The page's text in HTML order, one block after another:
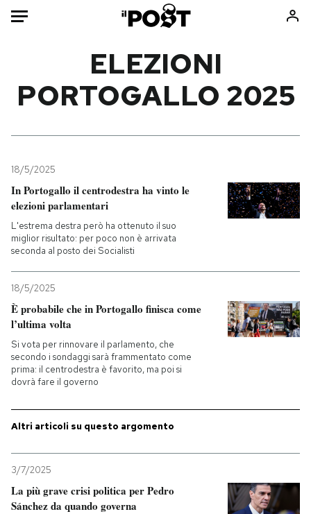
HOME
Mondo
Tecnologia
Internet
Cultura
Economia
Libri
Ok Boomer!
PODCAST
NEWSLETTER
I MIEI PREFERITI
SHOP
ELEZIONI
PORTOGALLO 2025
18/5/2025
In Portogallo il centrodestra ha vinto le
elezioni parlamentari
L'estrema destra però ha ottenuto il suo
miglior risultato: per poco non è arrivata
seconda al posto dei Socialisti
18/5/2025
È probabile che in Portogallo finisca come
l’ultima volta
Si vota per rinnovare il parlamento, che
secondo i sondaggi sarà frammentato come
prima: il centrodestra è favorito, ma poi si
dovrà fare il governo
Altri articoli su questo argomento
3/7/2025
La più grave crisi politica per Pedro
Sánchez da quando governa